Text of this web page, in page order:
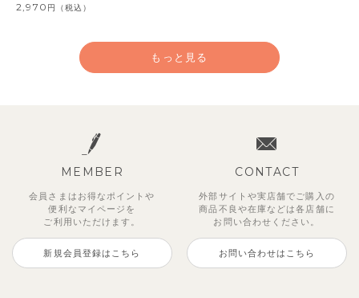
2,970 円 （税込）
もっと見る
MEMBER
会員さまはお得なポイントや
便利な マイページを
ご利用いただけます。
新規会員登録はこちら
CONTACT
外部サイトや実店舗でご購入の
商品不良や在庫などは各店舗に
お問い合わせください。
お問い合わせはこちら